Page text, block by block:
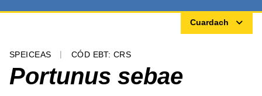
Cuardach
SPEICEAS CÓD EBT: CRS
Portunus sebae